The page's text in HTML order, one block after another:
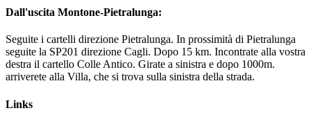
Dall'uscita Montone-Pietralunga:
Seguite i cartelli direzione Pietralunga. In prossimità di Pietralunga
seguite la SP201 direzione Cagli. Dopo 15 km. Incontrate alla vostra
destra il cartello Colle Antico. Girate a sinistra e dopo 1000m.
arriverete alla Villa, che si trova sulla sinistra della strada.
Links